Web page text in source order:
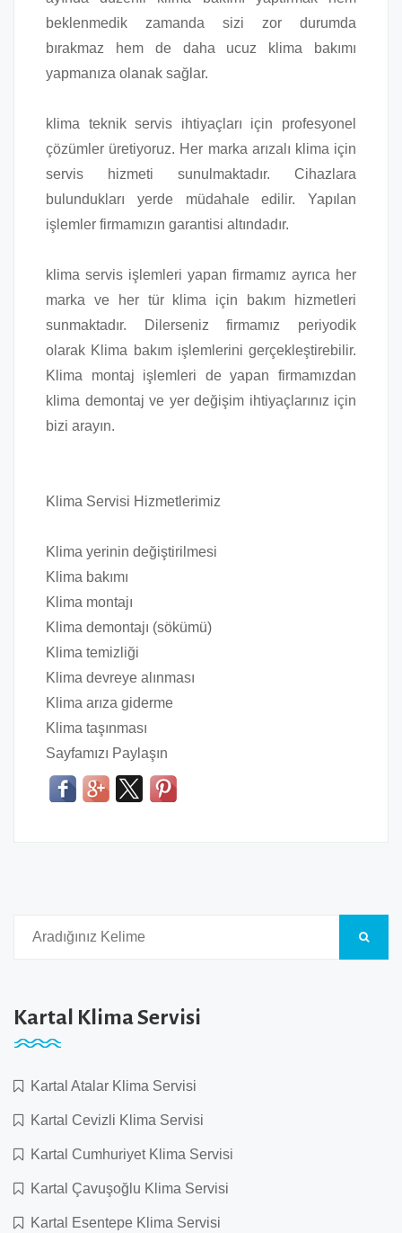
beklenmedik zamanda sizi zor durumda
bırakmaz hem de daha ucuz klima bakımı
yapmanıza olanak sağlar.
klima teknik servis ihtiyaçları için profesyonel
çözümler üretiyoruz. Her marka arızalı klima için
servis hizmeti sunulmaktadır. Cihazlara
bulundukları yerde müdahale edilir. Yapılan
işlemler firmamızın garantisi altındadır.
klima servis işlemleri yapan firmamız ayrıca her
marka ve her tür klima için bakım hizmetleri
sunmaktadır. Dilerseniz firmamız periyodik
olarak Klima bakım işlemlerini gerçekleştirebilir.
Klima montaj işlemleri de yapan firmamızdan
klima demontaj ve yer değişim ihtiyaçlarınız için
bizi arayın.
Klima Servisi Hizmetlerimiz
Klima yerinin değiştirilmesi
Klima bakımı
Klima montajı
Klima demontajı (sökümü)
Klima temizliği
Klima devreye alınması
Klima arıza giderme
Klima taşınması
Sayfamızı Paylaşın
Kartal Klima Servisi
Kartal Atalar Klima Servisi
Kartal Cevizli Klima Servisi
Kartal Cumhuriyet Klima Servisi
Kartal Çavuşoğlu Klima Servisi
Kartal Esentepe Klima Servisi